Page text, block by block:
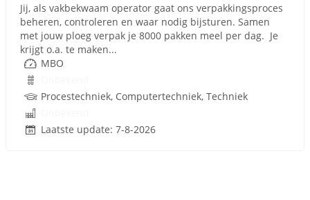
Jij, als vakbekwaam operator gaat ons verpakkingsproces
beheren, controleren en waar nodig bijsturen. Samen
met jouw ploeg verpak je 8000 pakken meel per dag. Je
krijgt o.a. te maken...
MBO
Procestechniek, Computertechniek, Techniek
Laatste update: 7-8-2026